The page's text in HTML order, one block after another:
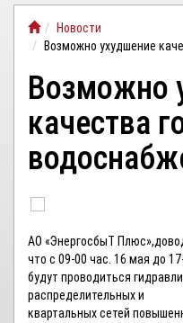
КАБИНЕТНовости
Возможно ухудшение
Возможно
качества
АО «ЭнергосбыТ
что с 09-00 час. 16 мая до
будут проводиться
распределительных и
квартальных сетей